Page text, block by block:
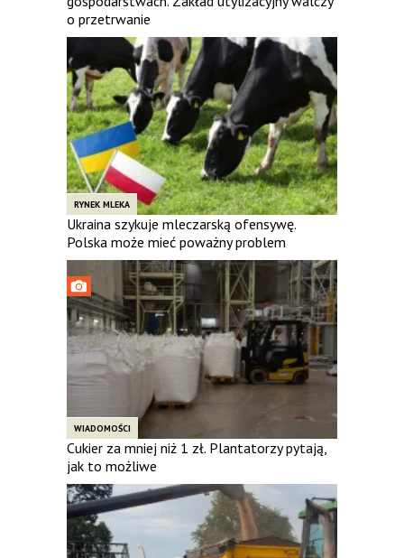
o przetrwanie
RYNEK MLEKA
Ukraina szykuje mleczarską ofensywę.
Polska może mieć poważny problem
WIADOMOŚCI
Cukier za mniej niż 1 zł. Plantatorzy pytają,
jak to możliwe